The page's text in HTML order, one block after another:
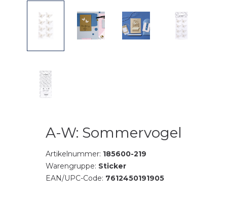
A-W: Sommervogel
Artikelnummer: 185600-219
Warengruppe: Sticker
EAN/UPC-Code: 7612450191905